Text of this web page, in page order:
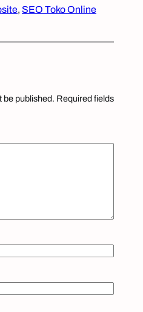
, SEO Toko Online
be published. Required fields